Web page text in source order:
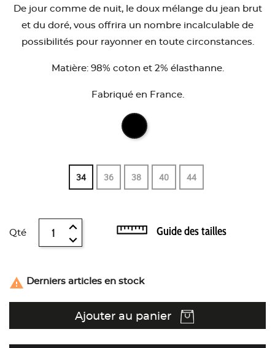
De jour comme de nuit, le doux mélange du jean brut
et du doré, vous offrira un nombre incalculable de
possibilités pour rayonner en toute circonstances.
Matière: 98% coton et 2% élasthanne.
Fabriqué en France.
34 36 38 40 44
Qté Guide des tailles
 Derniers articles en stock
Ajouter au panier